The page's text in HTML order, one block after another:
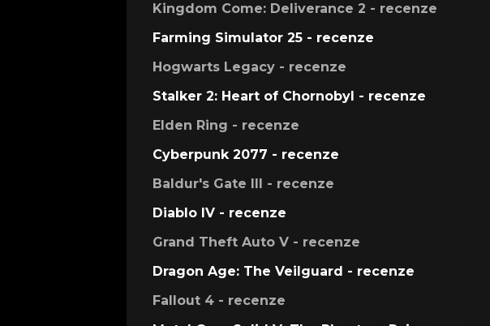
Kingdom Come: Deliverance 2 - recenze
Farming Simulator 25 - recenze
Hogwarts Legacy - recenze
Stalker 2: Heart of Chornobyl - recenze
Elden Ring - recenze
Cyberpunk 2077 - recenze
Baldur's Gate III - recenze
Diablo IV - recenze
Grand Theft Auto V - recenze
Dragon Age: The Veilguard - recenze
Fallout 4 - recenze